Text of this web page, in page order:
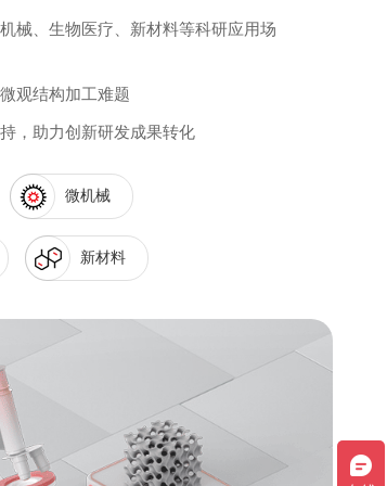
械、生物医疗、新材料等科研应用场
观结构加工难题
，助力创新研发成果转化
微机械
新材料